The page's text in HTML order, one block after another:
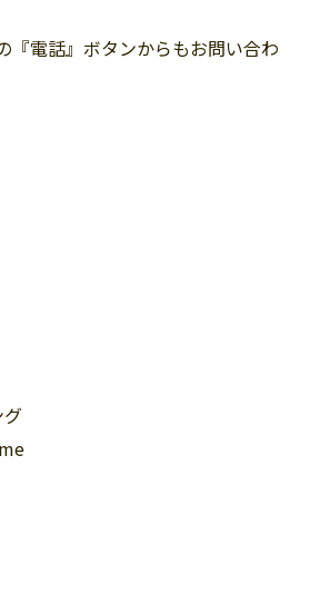
電話』ボタンからもお問い合わ